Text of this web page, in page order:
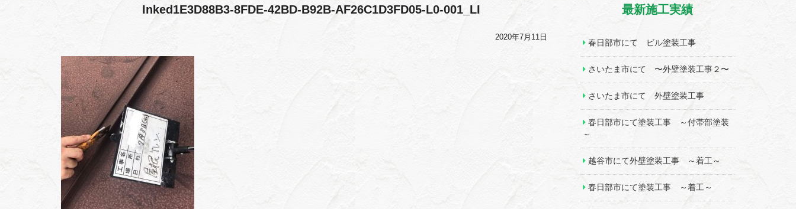
Inked1E3D88B3-8FDE-42BD-B92B-AF26C1D3FD05-L0-001_LI
2020年7月11日
最新施工実績
春日部市にて ビル塗装工事
さいたま市にて 〜外壁塗装工事２〜
さいたま市にて 外壁塗装工事
春日部市にて塗装工事 ～付帯部塗装
～
越谷市にて外壁塗装工事 ～着工～
春日部市にて塗装工事 ～着工～